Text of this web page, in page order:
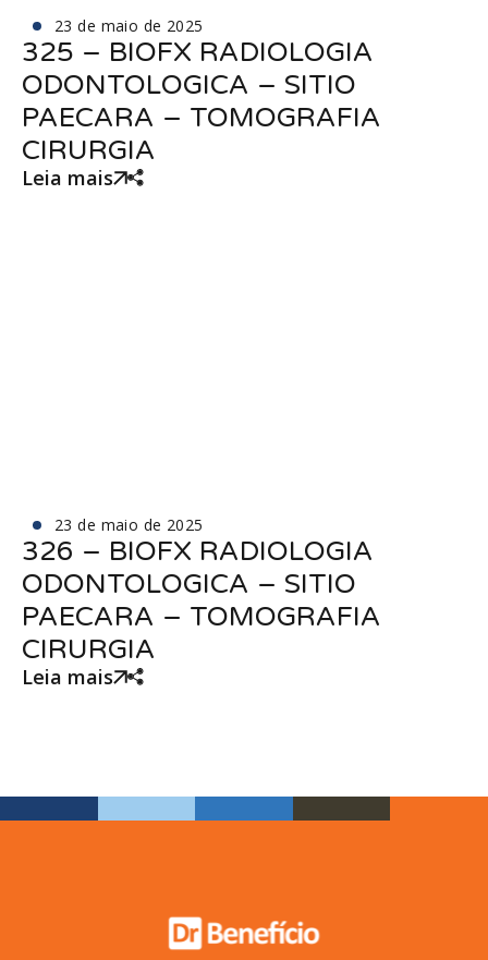
23 de maio de 2025
325 – BIOFX RADIOLOGIA
ODONTOLOGICA – SITIO
PAECARA – TOMOGRAFIA
CIRURGIA
Leia mais
23 de maio de 2025
326 – BIOFX RADIOLOGIA
ODONTOLOGICA – SITIO
PAECARA – TOMOGRAFIA
CIRURGIA
Leia mais